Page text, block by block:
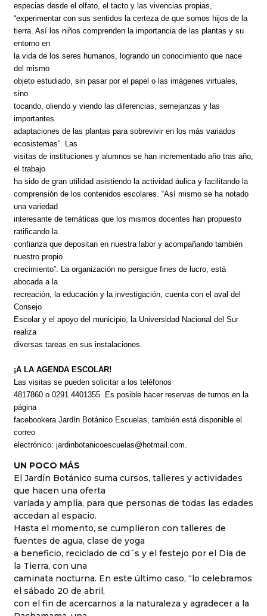
especias desde el olfato, el tacto y las vivencias propias,
“experimentar con sus sentidos la certeza de que somos hijos de la
tierra. Así los niños comprenden la importancia de las plantas y su
entorno en
la vida de los seres humanos, logrando un conocimiento que nace
del mismo
objeto estudiado, sin pasar por el papel o las imágenes virtuales,
sino
tocando, oliendo y viendo las diferencias, semejanzas y las
importantes
adaptaciones de las plantas para sobrevivir en los más variados
ecosistemas”. Las
visitas de instituciones y alumnos se han incrementado año tras año,
el trabajo
ha sido de gran utilidad asistiendo la actividad áulica y facilitando la
comprensión de los contenidos escolares. “Así mismo se ha notado
una variedad
interesante de temáticas que los mismos docentes han propuesto
ratificando la
confianza que depositan en nuestra labor y acompañando también
nuestro propio
crecimiento”. La organización no persigue fines de lucro, está
abocada a la
recreación, la educación y la investigación, cuenta con el aval del
Consejo
Escolar y el apoyo del municipio, la Universidad Nacional del Sur
realiza
diversas tareas en sus instalaciones.
¡A LA AGENDA ESCOLAR!
Las visitas se pueden solicitar a los teléfonos
4817860 o 0291 4401355. Es posible hacer reservas de turnos en la
página
facebookera Jardín Botánico Escuelas, también está disponible el
correo
electrónico: jardinbotanicoescuelas@hotmail.com.
UN POCO MÁS
El Jardín Botánico suma cursos, talleres y actividades
que hacen una oferta
variada y amplia, para que personas de todas las edades
accedan al espacio.
Hasta el momento, se cumplieron con talleres de
fuentes de agua, clase de yoga
a beneficio, reciclado de cd´s y el festejo por el Día de
la Tierra, con una
caminata nocturna. En este último caso, “lo celebramos
el sábado 20 de abril,
con el fin de acercarnos a la naturaleza y agradecer a la